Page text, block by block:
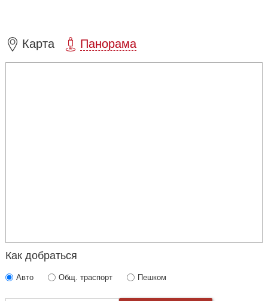
Карта Панорама
Как добраться
Авто Общ. траспорт Пешком